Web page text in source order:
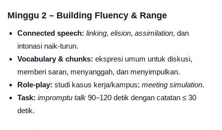
Minggu 2 – Building Fluency & Range
Connected speech: linking, elision, assimilation, dan
intonasi naik-turun.
Vocabulary & chunks: ekspresi umum untuk diskusi,
memberi saran, menyanggah, dan menyimpulkan.
Role-play: studi kasus kerja/kampus; meeting simulation.
Task: impromptu talk 90–120 detik dengan catatan ≤ 30
detik.